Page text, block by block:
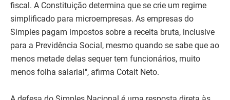
fiscal. A Constituição determina que se crie um regime
simplificado para microempresas. As empresas do
Simples pagam impostos sobre a receita bruta, inclusive
para a Previdência Social, mesmo quando se sabe que ao
menos metade delas sequer tem funcionários, muito
menos folha salarial", afirma Cotait Neto.